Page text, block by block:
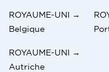
ROYAUME-UNI →
Belgique
ROYAUME-UNI →
Autriche